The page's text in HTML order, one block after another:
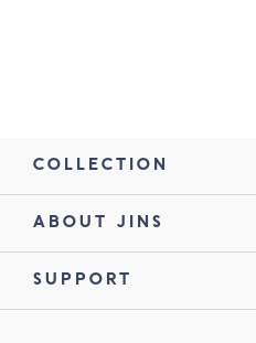
COLLECTION
ABOUT JINS
SUPPORT